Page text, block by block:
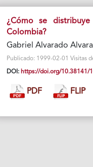
¿Cómo se
Colombia?
Gabriel Alvarado
Publicado: 1999-02-01 Visitas
DOI: https://doi.org/10.38141/
PDF FLIP